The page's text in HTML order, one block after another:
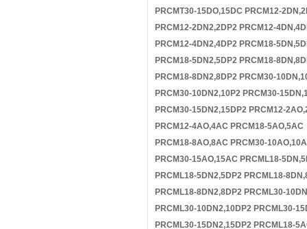
PRCMT30-15DO,15DC PRCM12-
PRCM12-2DN2,2DP2 PRCM12-
PRCM12-4DN2,4DP2 PRCM18-
PRCM18-5DN2,5DP2 PRCM18-
PRCM18-8DN2,8DP2 PRCM30-
PRCM30-10DN2,10P2 PRCM30-
PRCM30-15DN2,15DP2 PRCM12-
PRCM12-4AO,4AC PRCM18-5AO,5AC
PRCM18-8AO,8AC PRCM30-
PRCM30-15AO,15AC PRCML18-
PRCML18-5DN2,5DP2 PRCML18-
PRCML18-8DN2,8DP2 PRCML30-
PRCML30-10DN2,10DP2 PRCML30-
PRCML30-15DN2,15DP2 PRCML18-